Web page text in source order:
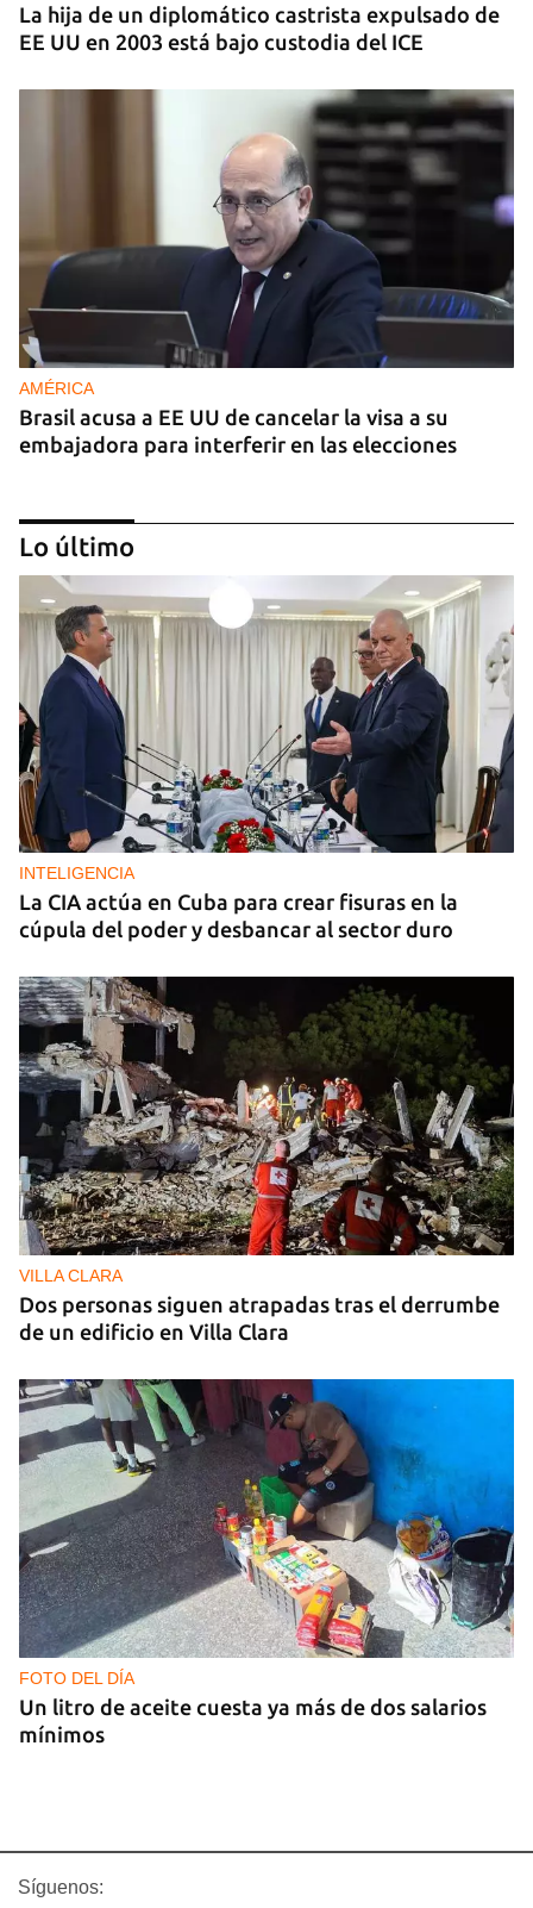
La hija de un diplomático castrista expulsado de
EE UU en 2003 está bajo custodia del ICE
AMÉRICA
Brasil acusa a EE UU de cancelar la visa a su
embajadora para interferir en las elecciones
GUERRA
Al menos 17 muertos y 44 heridos en ataques
nocturnos de Rusia sobre la región de Kiev
Lo último
INTELIGENCIA
La CIA actúa en Cuba para crear fisuras en la
cúpula del poder y desbancar al sector duro
VILLA CLARA
Dos personas siguen atrapadas tras el derrumbe
de un edificio en Villa Clara
FOTO DEL DÍA
Un litro de aceite cuesta ya más de dos salarios
mínimos
Síguenos: